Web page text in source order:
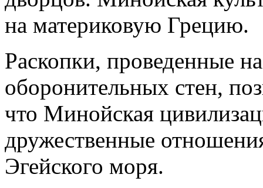
на материковую Грецию.
Раскопки, проведенные
оборонительных стен,
что Минойская
дружественные
Эгейского моря.